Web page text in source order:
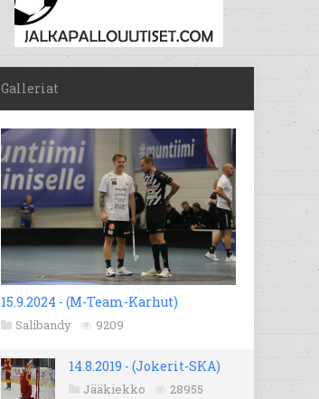
Galleriat
15.9.2024 - (M-Team-Karhut)
Salibandy 9209
14.8.2019 - (Jokerit-SKA)
Jääkiekko 28955